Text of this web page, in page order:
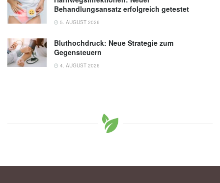
Behandlungsansatz erfolgreich getestet
5. AUGUST 2026
Bluthochdruck: Neue Strategie zum
Gegensteuern
4. AUGUST 2026